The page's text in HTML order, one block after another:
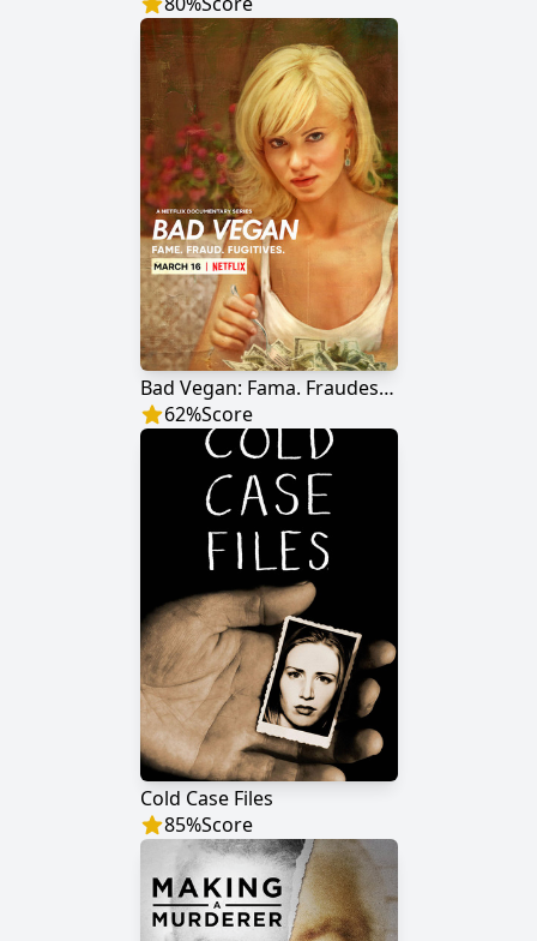
Bad Vegan: Fama. Fraudes. Fugitivos
62%Score
Cold Case Files
85%Score